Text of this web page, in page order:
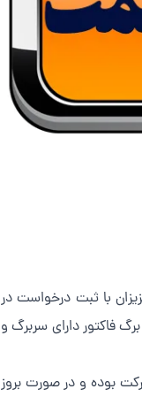
است.در حقیقت شما عزیزان با ثبت درخواست در
فاکتور دارای سربرگ و
ضمانت نامه شرکت بوده و در صورت بروز